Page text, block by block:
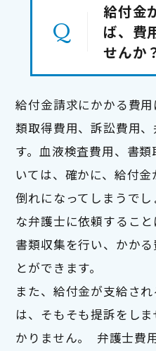
給付金
ば、費
せんか
給付金請求にかかる費
類取得費用、訴訟費用
す。血液検査費用、書
いては、確かに、給付
倒れになってしまうで
な弁護士に依頼するこ
書類収集を行い、かか
とができます。
また、給付金が支給さ
は、そもそも提訴をし
かりません。  弁護士費